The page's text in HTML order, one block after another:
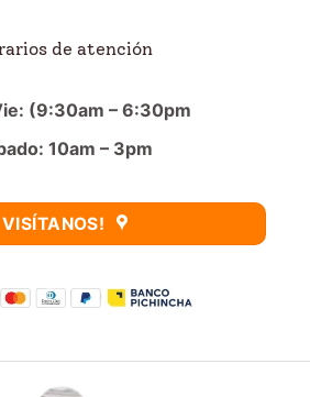
de atención
(9:30am – 6:30pm
10am – 3pm
VISÍTANOS!